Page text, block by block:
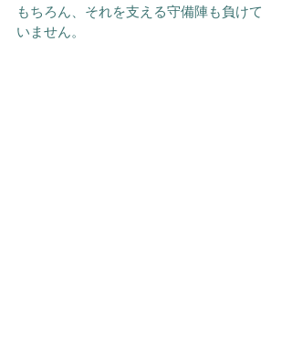
もちろん、それを支える守備陣も負けて
いません。